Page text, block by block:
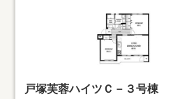
戸塚芙蓉ハイツＣ－３号棟